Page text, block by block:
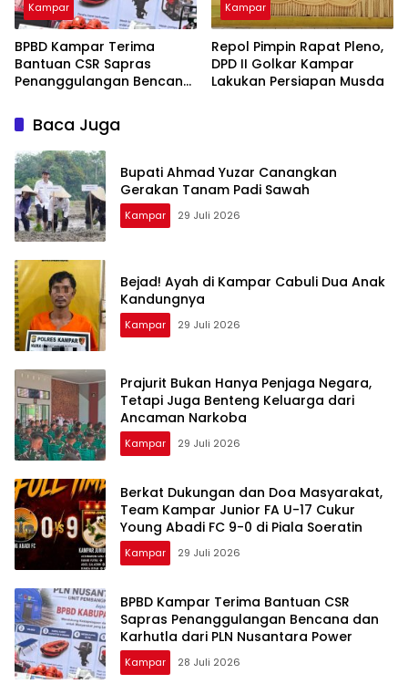
Kampar
BPBD Kampar Terima
Bantuan CSR Sapras
Penanggulangan Bencana
Nusantara Power
Kampar
Repol Pimpin Rapat Pleno,
DPD II Golkar Kampar
Lakukan Persiapan Musda
Baca Juga
Bupati Ahmad Yuzar Canangkan
Gerakan Tanam Padi Sawah
Kampar 29 Juli 2026
Bejad! Ayah di Kampar Cabuli Dua Anak
Kandungnya
Kampar 29 Juli 2026
Prajurit Bukan Hanya Penjaga Negara,
Tetapi Juga Benteng Keluarga dari
Ancaman Narkoba
Kampar 29 Juli 2026
Berkat Dukungan dan Doa Masyarakat,
Team Kampar Junior FA U-17 Cukur
Young Abadi FC 9-0 di Piala Soeratin
Kampar 29 Juli 2026
BPBD Kampar Terima Bantuan CSR
Sapras Penanggulangan Bencana dan
Karhutla dari PLN Nusantara Power
Kampar 28 Juli 2026